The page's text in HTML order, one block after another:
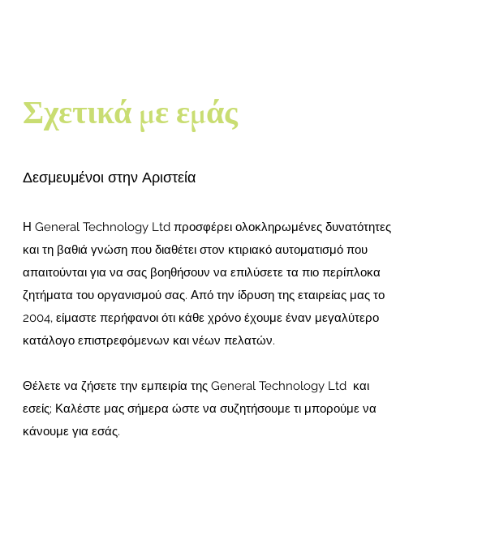
Σχετικά με εμάς
Δεσμευμένοι στην Αριστεία
Η General Technology Ltd προσφέρει ολοκληρωμένες δυνατότητες
και τη βαθιά γνώση που διαθέτει στον κτιριακό αυτοματισμό που
απαιτούνται για να σας βοηθήσουν να επιλύσετε τα πιο περίπλοκα
ζητήματα του οργανισμού σας. Από την ίδρυση της εταιρείας μας το
2004, είμαστε περήφανοι ότι κάθε χρόνο έχουμε έναν μεγαλύτερο
κατάλογο επιστρεφόμενων και νέων πελατών.
Θέλετε να ζήσετε την εμπειρία της General Technology Ltd και
εσείς; Καλέστε μας σήμερα ώστε να συζητήσουμε τι μπορούμε να
κάνουμε για εσάς.